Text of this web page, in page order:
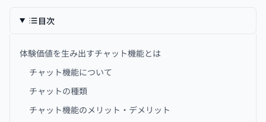
目次
体験価値を生み出すチャット機能とは
チャット機能について
チャットの種類
チャット機能のメリット・デメリット